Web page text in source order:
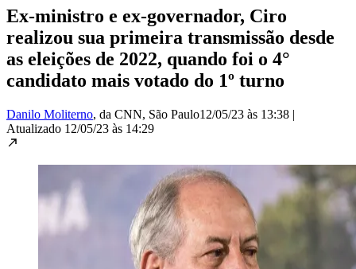
Ex-ministro e ex-governador, Ciro
realizou sua primeira transmissão desde
as eleições de 2022, quando foi o 4°
candidato mais votado do 1º turno
Danilo Moliterno, da CNN, São Paulo12/05/23 às 13:38 |
Atualizado 12/05/23 às 14:29